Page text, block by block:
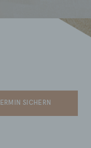
TERMIN SICHERN
ist die
mit dem Ziel, ihre